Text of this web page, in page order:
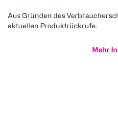
Aus Gründen des
aktuellen Produktrückrufe.
Mehr